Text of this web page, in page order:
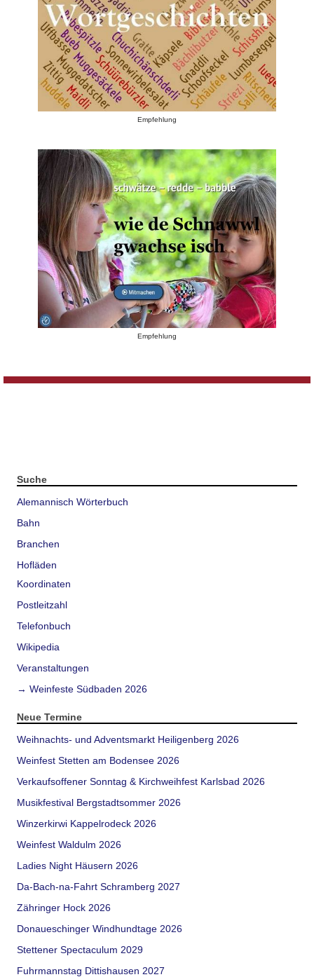
Empfehlung
Empfehlung
Suche
Alemannisch Wörterbuch
Bahn
Branchen
Hofläden
Koordinaten
Postleitzahl
Telefonbuch
Wikipedia
Veranstaltungen
→ Weinfeste Südbaden 2026
Neue Termine
Weihnachts- und Adventsmarkt Heiligenberg 2026
Weinfest Stetten am Bodensee 2026
Verkaufsoffener Sonntag & Kirchweihfest Karlsbad 2026
Musikfestival Bergstadtsommer 2026
Winzerkirwi Kappelrodeck 2026
Weinfest Waldulm 2026
Ladies Night Häusern 2026
Da-Bach-na-Fahrt Schramberg 2027
Zähringer Hock 2026
Donaueschinger Windhundtage 2026
Stettener Spectaculum 2029
Fuhrmannstag Dittishausen 2027